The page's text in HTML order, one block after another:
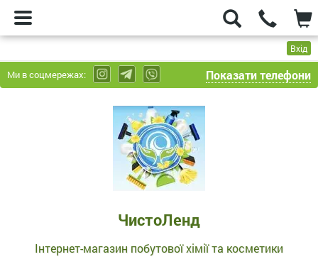
Вхід
Ми в соцмережах: Показати телефони
ЧистоЛенд
Інтернет-магазин побутової хімії та косметики